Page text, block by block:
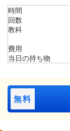
時間
回数
教科
費用
当日の持ち物
無料